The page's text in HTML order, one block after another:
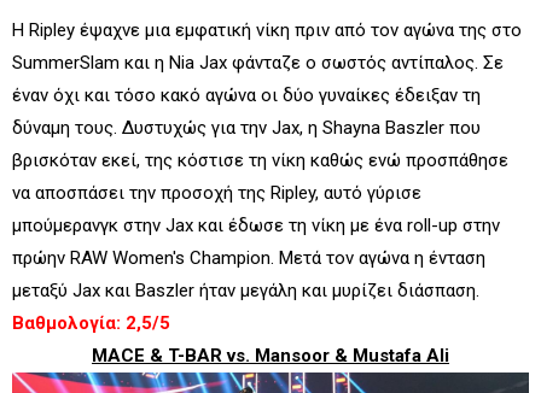
Η Ripley έψαχνε μια εμφατική νίκη πριν από τον αγώνα της στο
SummerSlam και η Nia Jax φάνταζε ο σωστός αντίπαλος. Σε
έναν όχι και τόσο κακό αγώνα οι δύο γυναίκες έδειξαν τη
δύναμη τους. Δυστυχώς για την Jax, η Shayna Baszler που
βρισκόταν εκεί, της κόστισε τη νίκη καθώς ενώ προσπάθησε
να αποσπάσει την προσοχή της Ripley, αυτό γύρισε
μπούμερανγκ στην Jax και έδωσε τη νίκη με ένα roll-up στην
πρώην RAW Women's Champion. Μετά τον αγώνα η ένταση
μεταξύ Jax και Baszler ήταν μεγάλη και μυρίζει διάσπαση.
Βαθμολογία: 2,5/5
MACE & T-BAR vs. Mansoor & Mustafa Ali